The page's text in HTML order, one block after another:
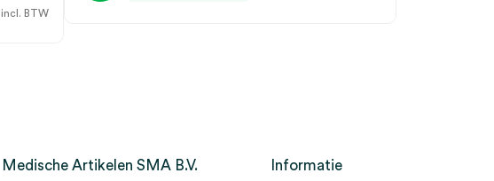
incl. BTW
Medische Artikelen SMA B.V. Informatie